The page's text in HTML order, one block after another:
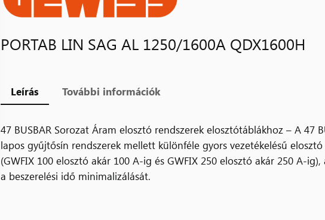
PORTAB LIN SAG AL 1250/1600A QDX1600H
Leírás További információk
47 BUSBAR Sorozat Áram elosztó rendszerek elosztótáblákhoz – A 47
lapos gyűjtősín rendszerek mellett különféle gyors vezetékelésű
(GWFIX 100 elosztó akár 100 A-ig és GWFIX 250 elosztó akár 250 A-
a beszerelési idő minimalizálását.